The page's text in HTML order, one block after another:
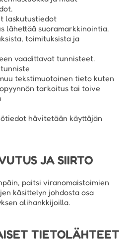
laskutustiedot
lähettää suoramarkkinointia.
toimituksista ja
vaadittavat tunnisteet.
tekstimuotoinen tieto kuten
tarkoitus tai toive
hävitetään käyttäjän
JA SIIRTO
paitsi viranomaistoimien
käsittelyn johdosta osa
alihankkijoilla.
TIETOLÄHTEET